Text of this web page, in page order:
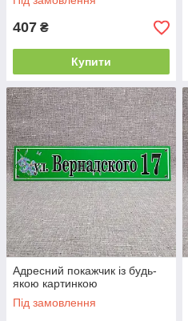
407 ₴
Купити
Адресний покажчик із будь-
якою картинкою
Під замовлення